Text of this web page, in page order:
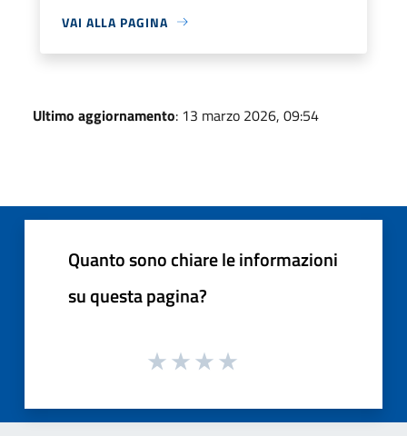
VAI ALLA PAGINA
Ultimo aggiornamento: 13 marzo 2026, 09:54
Quanto sono chiare le informazioni
su questa pagina?